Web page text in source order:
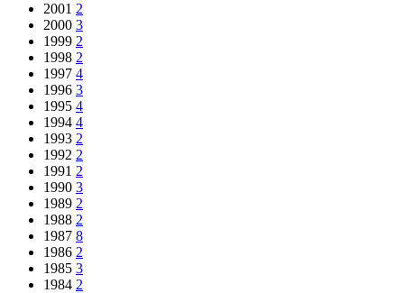
2001 2
2000 3
1999 2
1998 2
1997 4
1996 3
1995 4
1994 4
1993 2
1992 2
1991 2
1990 3
1989 2
1988 2
1987 8
1986 2
1985 3
1984 2